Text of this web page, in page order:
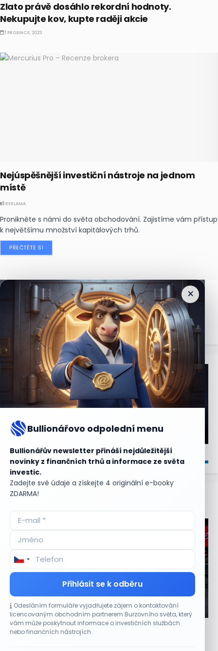
Zlato právě dosáhlo rekordní hodnoty.
Nekupujte kov, kupte raději akcie
1 PROSINCE, 2023
Nejúspěšnější investiční nástroje na jednom
místě
REKLAMA
Pronikněte s námi do světa obchodování. Zajistíme vám přístup
k největšímu množství kapitálových trhů.
PŘEČTĚTE SI
×
Bullionářovo odpolední menu
Bullionářův newsletter přináší nejdůležitější
novinky z finančních trhů a informace ze světa
investic.
Zadejte své údaje a získejte 4 originální e-booky
ZDARMA!
Přihlásit se k odběru
Odesláním formuláře vyjadřujete zájem o kontaktování
licencovaným obchodním partnerem Burzovního světa, který
vám může poskytnout informace o investičních službách
nebo finančních nástrojích.
Nejčtenějšízprávy
Aktuální
CO HÝBE TRHEM
Etsy překonala odhady tržeb, objem prodejů
vzrostl meziročně o 7,5 %